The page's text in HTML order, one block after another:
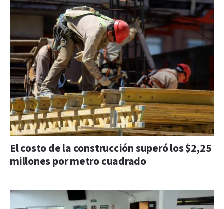
El costo de la construcción superó los $2,25
millones por metro cuadrado